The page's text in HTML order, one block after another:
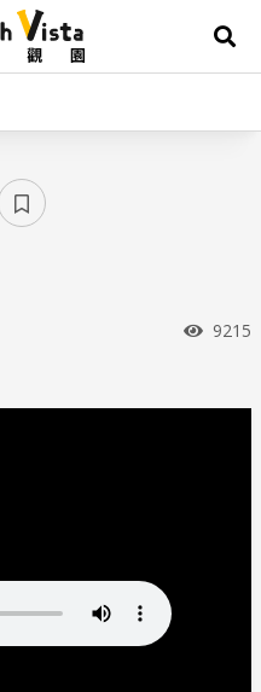
展
瀏覽
9215